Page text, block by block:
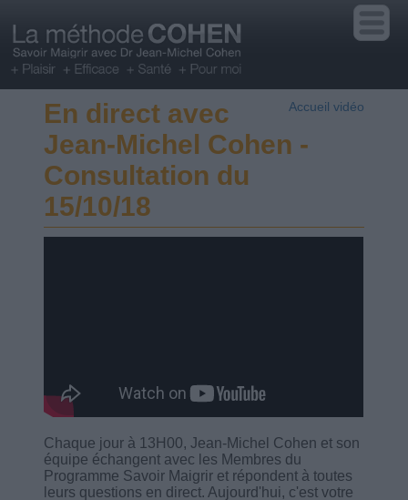
Accueil vidéo
En direct avec
Jean-Michel Cohen -
Consultation du
15/10/18
Chaque jour à 13H00, Jean-Michel Cohen et son
équipe échangent avec les Membres du
Programme Savoir Maigrir et répondent à toutes
leurs questions en direct. Aujourd'hui, c'est votre